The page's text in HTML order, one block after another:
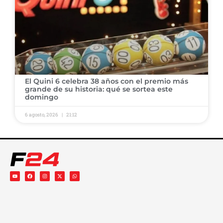
El Quini 6 celebra 38 años con el premio más
grande de su historia: qué se sortea este
domingo
6 agosto, 2026 21:12